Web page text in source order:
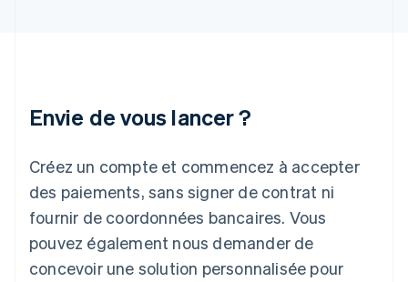
Envie de vous lancer ?
Créez un compte et commencez à accepter
des paiements, sans signer de contrat ni
fournir de coordonnées bancaires. Vous
pouvez également nous demander de
concevoir une solution personnalisée pour
Deutsch English
Luxembourg
FrançaisDeutsch English
Malaisie
English 简体中文
Malte
English